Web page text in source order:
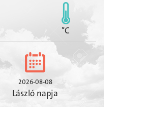
°C
2026-08-08
László napja